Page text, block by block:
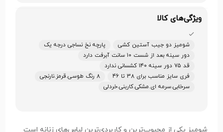
ویژگی‌های کالا
شومیز دو جیب آستین کشی
پارچه نخ نساجی درجه یک
دور سینه بعد از شست ۱۰ سانت آبرفت دارد
قد ۷۵ دور سینه ۱۴۰ کشسانی ندارد
فری سایز مناسب برای ۳۸ تا ۴۶
۸ رنگ طوسی.قرمز.نارنجی
سرخابی.سرمه ای.مشکی.کاربنی.خردلی
شومیز یکی از محبوب‌ترین و کاربردی‌ترین لباس‌های زنانه است